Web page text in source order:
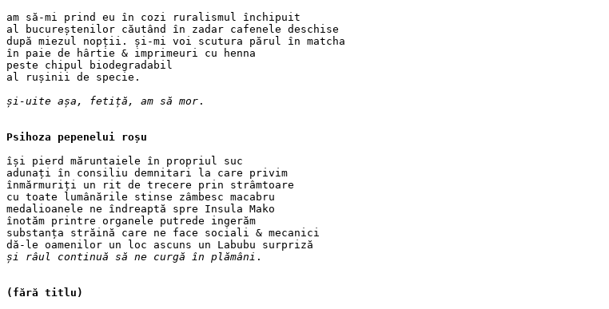
am să-mi prind eu în cozi ruralismul închipuit
al bucureștenilor căutând în zadar cafenele deschise
după miezul nopții. și-mi voi scutura părul în matcha
în paie de hârtie & imprimeuri cu henna
peste chipul biodegradabil
al rușinii de specie.
și-uite așa, fetiță, am să mor .
Psihoza pepenelui roșu
își pierd măruntaiele în propriul suc
adunați în consiliu demnitari la care privim
înmărmuriți un rit de trecere prin strâmtoare
cu toate lumânările stinse zâmbesc macabru
medalioanele ne îndreaptă spre Insula Mako
înotăm printre organele putrede ingerăm
substanța străină care ne face sociali & mecanici
dă-le oamenilor un loc ascuns un Labubu surpriză
și râul continuă să ne curgă în plămâni .
(fără titlu)